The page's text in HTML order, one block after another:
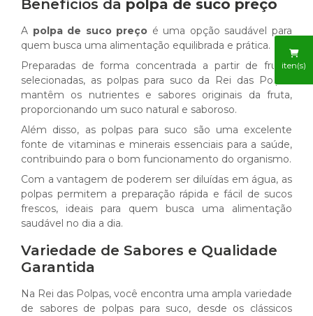
iten(s)
Benefícios da polpa de suco preço
A polpa de suco preço é uma opção saudável para
quem busca uma alimentação equilibrada e prática.
Preparadas de forma concentrada a partir de frutas
selecionadas, as polpas para suco da Rei das Polpas
mantêm os nutrientes e sabores originais da fruta,
proporcionando um suco natural e saboroso.
Além disso, as polpas para suco são uma excelente
fonte de vitaminas e minerais essenciais para a saúde,
contribuindo para o bom funcionamento do organismo.
Com a vantagem de poderem ser diluídas em água, as
polpas permitem a preparação rápida e fácil de sucos
frescos, ideais para quem busca uma alimentação
saudável no dia a dia.
Variedade de Sabores e Qualidade
Garantida
Na Rei das Polpas, você encontra uma ampla variedade
de sabores de polpas para suco, desde os clássicos